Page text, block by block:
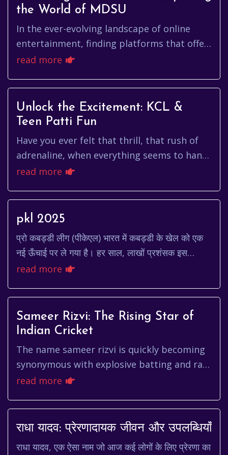
the World of MDSU
In the ever-evolving landscape of online
entertainment, finding platforms that offer
both excitement and a sense of community
read more
Unlock the Excitement: KCL &
Teen Patti Fun
Have you ever felt that thrill, that rush of
adrenaline, when everything seems to hang
in the balance? That's the feeling many get
read more
pkl 2025
प्रो कबड्डी लीग (पीकेएल) भारत में कबड्डी के खेल को एक
नई ऊँचाई पर ले गया है। हर साल, लाखों प्रशंसक इस
रोमांचक लीग का बेसब्री से इंतजार करते हैं। पीकेए...
read more
Sameer Rizvi: The Rising Star of
Indian Cricket
The name sameer rizvi is quickly becoming
synonymous with explosive batting and raw
talent in the Indian cricket scene. While
read more
राधा यादव: प्रेरणादायक जीवन और उपलब्धियाँ
राधा यादव, एक ऐसा नाम जो आज कई लोगों के लिए प्रेरणा का